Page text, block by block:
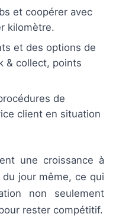
et coopérer avec
kilomètre.
et des options de
& collect, points
de
client en situation
une croissance à
jour même, ce qui
non seulement
rester compétitif.